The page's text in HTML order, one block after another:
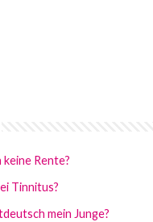
keine Rente?
Tinnitus?
mein Junge?